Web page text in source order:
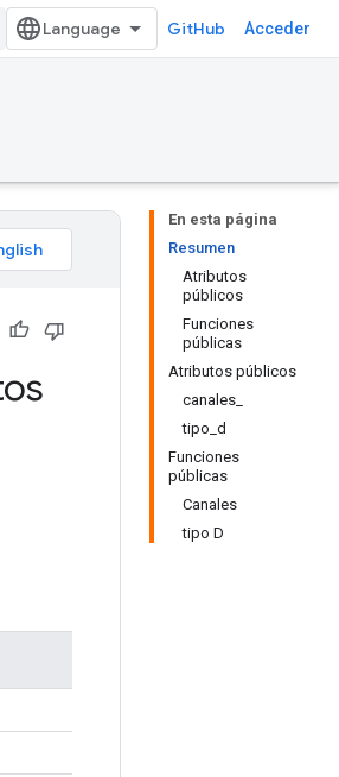
GitHub Acceder
En esta página
Resumen
Atributos
públicos
Funciones
públicas
Atributos públicos
canales_
tipo_d
Funciones
públicas
Canales
tipo D